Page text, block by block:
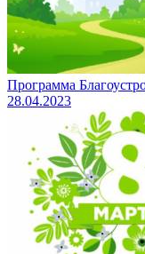
Программа
28.04.2023